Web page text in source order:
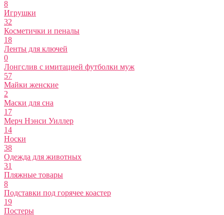
8
Игрушки
32
Косметички и пеналы
18
Ленты для ключей
0
Лонгслив с имитацией футболки муж
57
Майки женские
2
Маски для сна
17
Мерч Нэнси Уиллер
14
Носки
38
Одежда для животных
31
Пляжные товары
8
Подставки под горячее коастер
19
Постеры